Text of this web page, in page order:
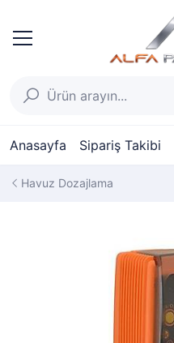
Anasayfa Sipariş Takibi
Havuz Dozajlama